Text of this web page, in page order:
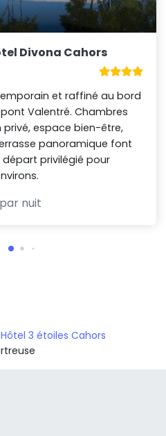
Divona Cahors
et raffiné au bord
Valentré. Chambres
espace bien-être,
panoramique font
privilégié pour
par nuit
Hôtel 3 étoiles Cahors